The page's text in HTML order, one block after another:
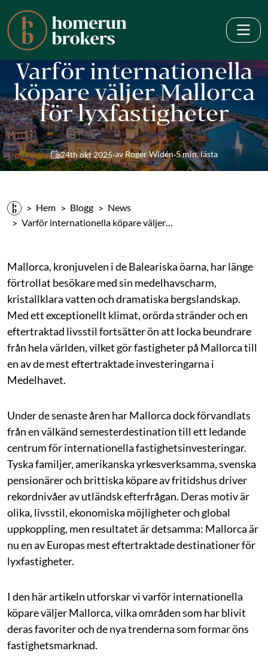
Varför internationella
köpare väljer Mallorca
för lyxfastigheter
24th okt 2025·av Roger Widén·5 min. lästa
Hem Blogg
News
Varför internationella köpare väljer…
Mallorca, kronjuvelen i de Baleariska öarna, har länge
förtrollat besökare med sin medelhavscharm,
kristallklara vatten och dramatiska bergslandskap.
Med ett exceptionellt klimat, orörda stränder och en
eftertraktad livsstil fortsätter ön att locka beundrare
från hela världen, vilket gör fastigheter på Mallorca till
en av de mest eftertraktade investeringarna i
Medelhavet.
Under de senaste åren har Mallorca dock förvandlats
från en välkänd semesterdestination till ett ledande
centrum för internationella fastighetsinvesteringar.
Tyska familjer, amerikanska yrkesverksamma, svenska
pensionärer och brittiska köpare av fritidshus driver
rekordnivåer av utländsk efterfrågan. Deras motiv är
olika, livsstil, ekonomiska möjligheter och global
uppkoppling, men resultatet är detsamma: Mallorca är
nu en av Europas mest eftertraktade destinationer för
lyxfastigheter.
I den här artikeln utforskar vi varför internationella
köpare väljer Mallorca, vilka områden som har blivit
deras favoriter och de nya trenderna som formar öns
fastighetsmarknad.